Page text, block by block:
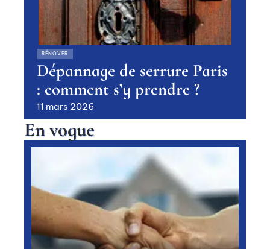
RÉNOVER
Dépannage de serrure Paris
: comment s’y prendre ?
11 mars 2026
En vogue